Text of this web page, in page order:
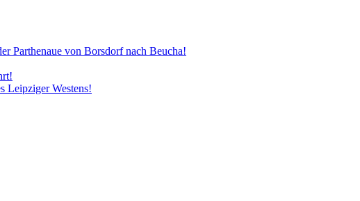
von Borsdorf nach Beucha!
Leipziger Westens!